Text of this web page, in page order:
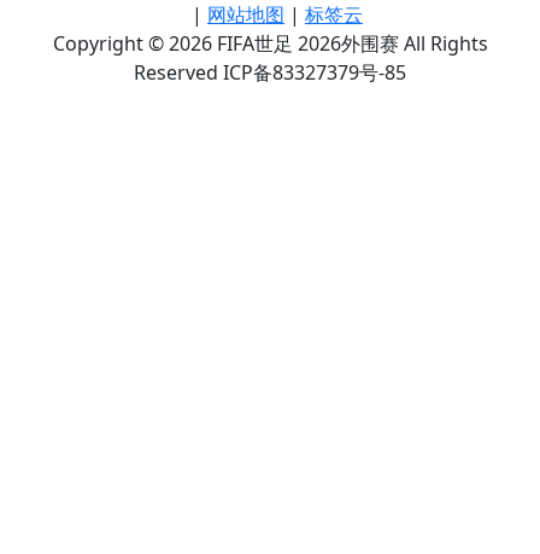
| 网站地图 | 标签云
Copyright © 2026 FIFA世足 2026外围赛 All Rights
Reserved ICP备83327379号-85